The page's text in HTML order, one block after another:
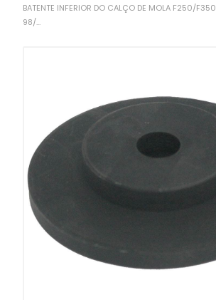
BATENTE INFERIOR DO CALÇO DE MOLA F250/F350
98/...